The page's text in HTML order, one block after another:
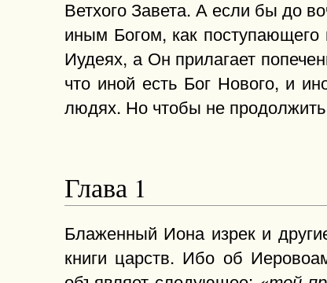
Ветхого Завета. А если бы до
иным Богом, как
Иудеях, а Он прилагает
что иной есть Бог Нового, и
людях. Но чтобы не
Глава 1
Блаженный Иона изрек и
книги царств. Ибо об